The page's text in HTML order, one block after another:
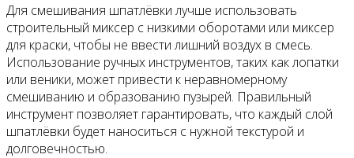
Для смешивания шпатлёвки лучше использовать
строительный миксер с низкими оборотами или миксер
для краски, чтобы не ввести лишний воздух в смесь.
Использование ручных инструментов, таких как лопатки
или веники, может привести к неравномерному
смешиванию и образованию пузырей. Правильный
инструмент позволяет гарантировать, что каждый слой
шпатлёвки будет наноситься с нужной текстурой и
долговечностью.